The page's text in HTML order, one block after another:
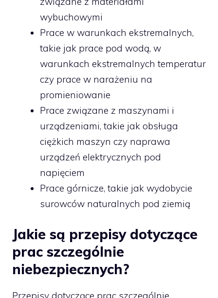
wybuchowymi
Prace w warunkach ekstremalnych,
takie jak prace pod wodą, w
warunkach ekstremalnych temperatur
czy prace w narażeniu na
promieniowanie
Prace związane z maszynami i
urządzeniami, takie jak obsługa
ciężkich maszyn czy naprawa
urządzeń elektrycznych pod
napięciem
Prace górnicze, takie jak wydobycie
surowców naturalnych pod ziemią
Jakie są przepisy dotyczące
prac szczególnie
niebezpiecznych?
Przepisy dotyczące prac szczególnie